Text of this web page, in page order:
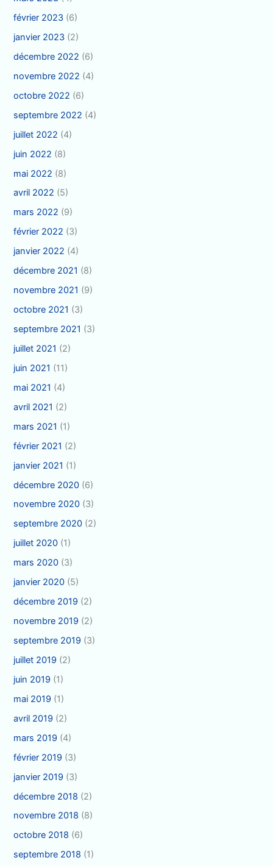
février 2023 (6)
janvier 2023 (2)
décembre 2022 (6)
novembre 2022 (4)
octobre 2022 (6)
septembre 2022 (4)
juillet 2022 (4)
juin 2022 (8)
mai 2022 (8)
avril 2022 (5)
mars 2022 (9)
février 2022 (3)
janvier 2022 (4)
décembre 2021 (8)
novembre 2021 (9)
octobre 2021 (3)
septembre 2021 (3)
juillet 2021 (2)
juin 2021 (11)
mai 2021 (4)
avril 2021 (2)
mars 2021 (1)
février 2021 (2)
janvier 2021 (1)
décembre 2020 (6)
novembre 2020 (3)
septembre 2020 (2)
juillet 2020 (1)
mars 2020 (3)
janvier 2020 (5)
décembre 2019 (2)
novembre 2019 (2)
septembre 2019 (3)
juillet 2019 (2)
juin 2019 (1)
mai 2019 (1)
avril 2019 (2)
mars 2019 (4)
février 2019 (3)
janvier 2019 (3)
décembre 2018 (2)
novembre 2018 (8)
octobre 2018 (6)
septembre 2018 (1)